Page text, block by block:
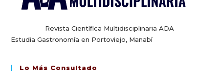
Revista Científica Multidisciplinaria ADA
Estudia Gastronomía en Portoviejo, Manabí
Lo Más Consultado